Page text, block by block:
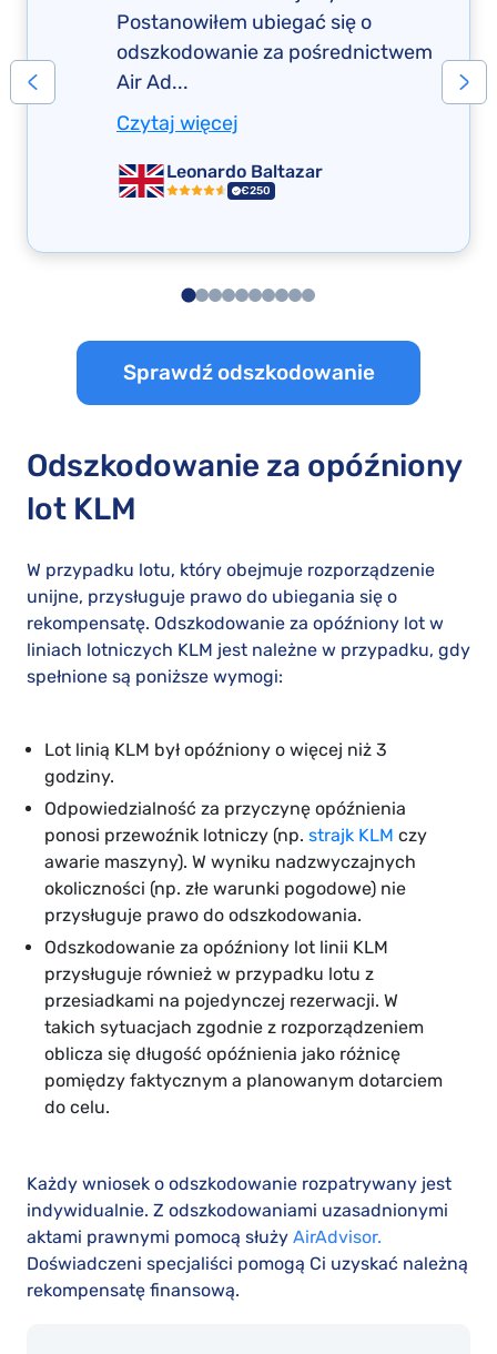
Postanowiłem ubiegać się o
odszkodowanie za pośrednictwem
Air Ad...
Czytaj więcej
Leonardo Baltazar
€250
Sprawdź odszkodowanie
Odszkodowanie za opóźniony
lot KLM
W przypadku lotu, który obejmuje rozporządzenie
unijne, przysługuje prawo do ubiegania się o
rekompensatę. Odszkodowanie za opóźniony lot w
liniach lotniczych KLM jest należne w przypadku, gdy
spełnione są poniższe wymogi:
Lot linią KLM był opóźniony o więcej niż 3
godziny.
Odpowiedzialność za przyczynę opóźnienia
ponosi przewoźnik lotniczy (np. strajk KLM czy
awarie maszyny). W wyniku nadzwyczajnych
okoliczności (np. złe warunki pogodowe) nie
przysługuje prawo do odszkodowania.
Odszkodowanie za opóźniony lot linii KLM
przysługuje również w przypadku lotu z
przesiadkami na pojedynczej rezerwacji. W
takich sytuacjach zgodnie z rozporządzeniem
oblicza się długość opóźnienia jako różnicę
pomiędzy faktycznym a planowanym dotarciem
do celu.
Każdy wniosek o odszkodowanie rozpatrywany jest
indywidualnie. Z odszkodowaniami uzasadnionymi
aktami prawnymi pomocą służy AirAdvisor.
Doświadczeni specjaliści pomogą Ci uzyskać należną
rekompensatę finansową.